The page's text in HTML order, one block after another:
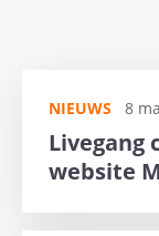
NIEUWS 8
Livegang
website